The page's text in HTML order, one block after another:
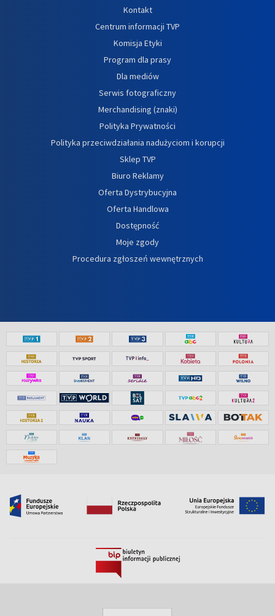
Kontakt
Centrum informacji TVP
Komisja Etyki
Program dla prasy
Dla mediów
Serwis fotograficzny
Merchandising (znaki)
Polityka Prywatności
Polityka przeciwdziałania nadużyciom i korupcji
Sklep TVP
Biuro Reklamy
Oferta Dystrybucyjna
Oferta Handlowa
Dostępność
Moje zgody
Procedura zgłoszeń wewnętrznych